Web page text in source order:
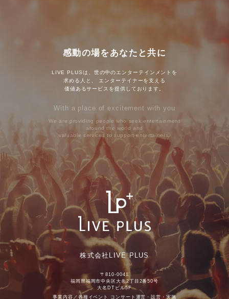
感動の場をあなたと共に
LIVE PLUSは、世の中のエンターテインメントを
求める人と、
エンターテイナーを支える
価値あるサービスを提供しております。
With a place of excitement with you
We are providing people who seek entertainment
around the world and
valuable services to support entertainers.
株式会社LIVE PLUS
〒810-0041
福岡県福岡市中央区大名2丁目2番50号
大名DTビル5F
事業内容／各種イベント コンサート運営・設営・実施